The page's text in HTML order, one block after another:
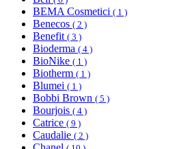
BEMA Cosmetici ( 1 )
Benecos ( 2 )
Benefit ( 3 )
Bioderma ( 4 )
BioNike ( 1 )
Biotherm ( 1 )
Blumei ( 1 )
Bobbi Brown ( 5 )
Bourjois ( 4 )
Catrice ( 9 )
Caudalie ( 2 )